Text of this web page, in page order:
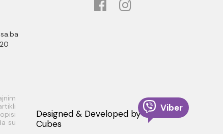
Viber
su
Designed & Developed by
Cubes